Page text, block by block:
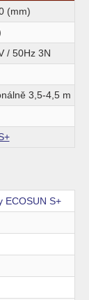
(mm)
/ 50Hz 3N
3,5-4,5 m
ECOSUN S+